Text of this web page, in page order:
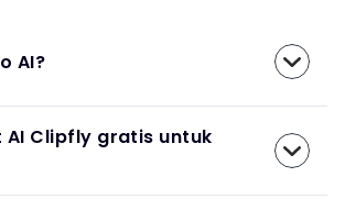
AI?
AI Clipfly gratis untuk